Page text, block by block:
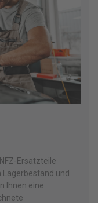
Ersatzteile
und
Ihnen eine